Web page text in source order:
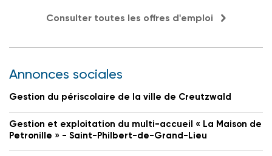
Consulter toutes les offres d'emploi
Annonces sociales
Gestion du périscolaire de la ville de Creutzwald
Gestion et exploitation du multi-accueil « La Maison de
Petronille » - Saint-Philbert-de-Grand-Lieu